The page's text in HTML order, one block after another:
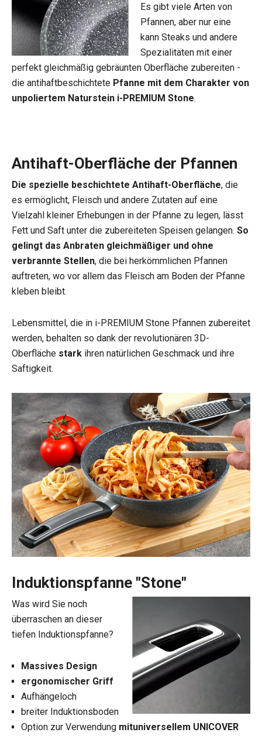
Es gibt viele Arten von
Pfannen, aber nur eine
kann Steaks und andere
Spezialitäten mit einer
perfekt gleichmäßig gebräunten Oberfläche zubereiten -
die antihaftbeschichtete Pfanne mit dem Charakter von
unpoliertem Naturstein i-PREMIUM Stone.
Antihaft-Oberfläche der Pfannen
Die spezielle beschichtete Antihaft-Oberfläche, die
es ermöglicht, Fleisch und andere Zutaten auf eine
Vielzahl kleiner Erhebungen in der Pfanne zu legen, lässt
Fett und Saft unter die zubereiteten Speisen gelangen. So
gelingt das Anbraten gleichmäßiger und ohne
verbrannte Stellen, die bei herkömmlichen Pfannen
auftreten, wo vor allem das Fleisch am Boden der Pfanne
kleben bleibt.
Lebensmittel, die in i-PREMIUM Stone Pfannen zubereitet
werden, behalten so dank der revolutionären 3D-
Oberfläche stark ihren natürlichen Geschmack und ihre
Saftigkeit.
Induktionspfanne "Stone"
Was wird Sie noch
überraschen an dieser
tiefen Induktionspfanne?
Massives Design
ergonomischer Griff
Aufhängeloch
breiter Induktionsboden
Option zur Verwendung mituniversellem UNICOVER